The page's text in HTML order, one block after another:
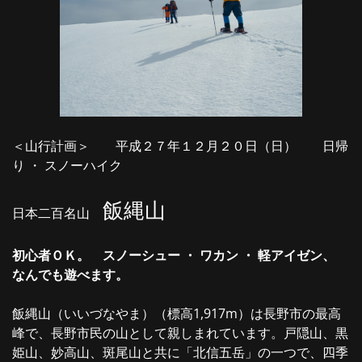
＜山行計画＞ 平成２７年１２月２０日（日） 日帰
り ・ スノーハイク
日本二百名山 飯縄山
初心者ＯＫ。 スノーシュー ・ ワカン ・ 軽アイゼン、
なんでも遊べます。
飯縄山（いいづなやま）（標高1,917m）は長野市の最高
峰で、長野市民の山として親しまれています。戸隠山、黒
姫山、妙高山、斑尾山と共に「北信五岳」の一つで、四季